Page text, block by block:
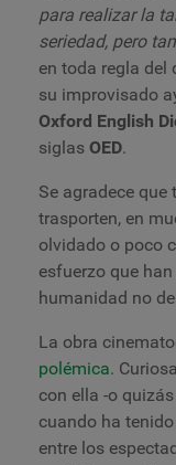
para realizar la
seriedad, pero
en toda regla del
su improvisado
Oxford English
siglas OED.
Se agradece
trasporten, en
olvidado o poco
esfuerzo que
humanidad no
La obra
polémica.
con ella -o
cuando ha
entre los